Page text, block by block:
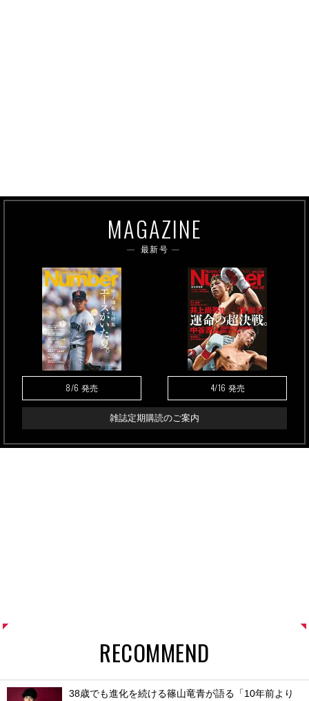
MAGAZINE
最新号
8/6 発売 4/16 発売
雑誌定期購読のご案内
RECOMMEND
38歳でも進化を続ける篠山竜青が語る「10年前より